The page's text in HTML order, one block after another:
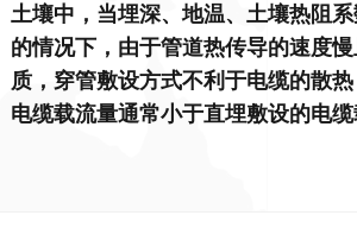
土壤中，当埋深、地温、土壤热阻
的情况下，由于管道热传导的速度
质，穿管敷设方式不利于电缆的散
电缆载流量通常小于直埋敷设的电缆